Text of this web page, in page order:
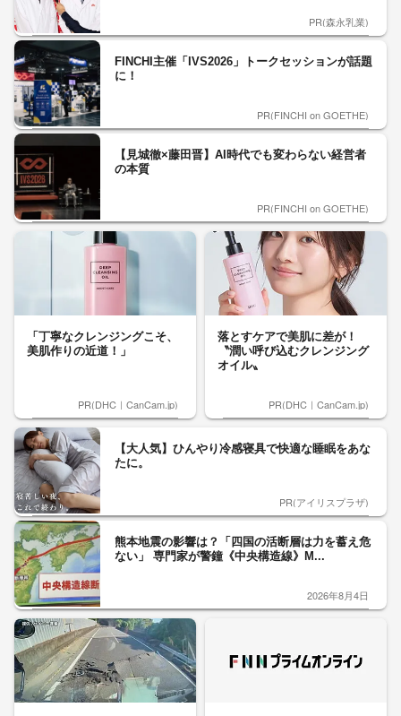
PR(森永乳業)
FINCHI主催「IVS2026」トークセッションが話題
に！
PR(FINCHI on GOETHE)
【見城徹×藤田晋】AI時代でも変わらない経営者
の本質
PR(FINCHI on GOETHE)
「丁寧なクレンジングこそ、
美肌作りの近道！」
PR(DHC｜CanCam.jp)
落とすケアで美肌に差が！
〝潤い呼び込むクレンジング
オイル〟
PR(DHC｜CanCam.jp)
【大人気】ひんやり冷感寝具で快適な睡眠をあな
たに。
PR(アイリスプラザ)
熊本地震の影響は？「四国の活断層は力を蓄え危
ない」 専門家が警鐘《中央構造線》M...
2026年8月4日